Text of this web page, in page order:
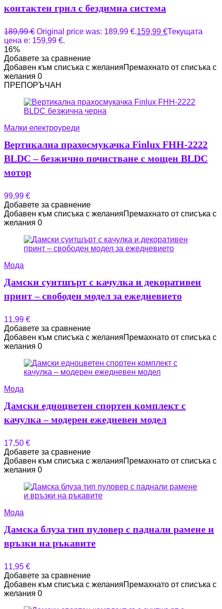
контактен грил с бездимна система
189,99€ Original price was: 189,99 €.159,99 €Текущата
цена е: 159,99 €.
16%
Добавете за сравнение
Добавен към списъка с желанияПремахнато от списъка с
желания 0
ПРЕПОРЪЧАН
Малки електроуреди
Вертикална прахосмукачка Finlux FHH-2222
BLDC – безжично почистване с мощен BLDC
мотор
99,99 €
Добавете за сравнение
Добавен към списъка с желанияПремахнато от списъка с
желания 0
Мода
Дамски суитшърт с качулка и декоративен
принт – свободен модел за ежедневието
11,99 €
Добавете за сравнение
Добавен към списъка с желанияПремахнато от списъка с
желания 0
Мода
Дамски едноцветен спортен комплект с
качулка – модерен ежедневен модел
17,50 €
Добавете за сравнение
Добавен към списъка с желанияПремахнато от списъка с
желания 0
Мода
Дамска блуза тип пуловер с паднали рамене и
връзки на ръкавите
11,95 €
Добавете за сравнение
Добавен към списъка с желанияПремахнато от списъка с
желания 0